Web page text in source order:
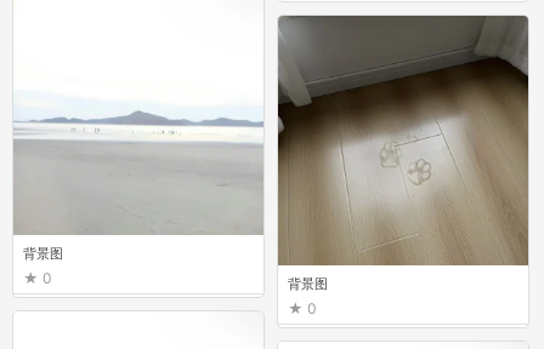
背景图
0
背景图
0